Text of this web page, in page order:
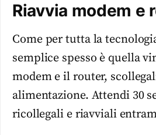
Riavvia modem e
Come per tutta la
semplice spesso è quella
modem e il router,
alimentazione. Attendi 30
ricollegali e riavviali